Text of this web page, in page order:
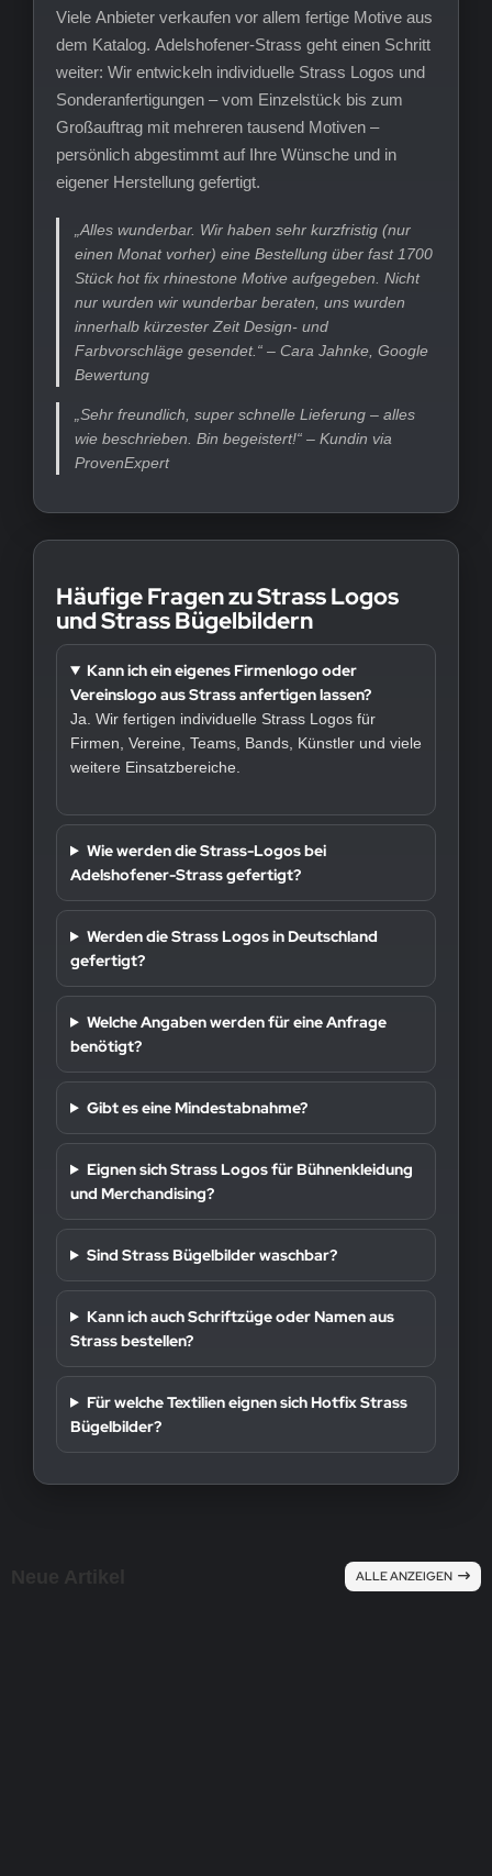
Viele Anbieter verkaufen vor allem fertige Motive aus
dem Katalog. Adelshofener-Strass geht einen Schritt
weiter: Wir entwickeln individuelle Strass Logos und
Sonderanfertigungen – vom Einzelstück bis zum
Großauftrag mit mehreren tausend Motiven –
persönlich abgestimmt auf Ihre Wünsche und in
eigener Herstellung gefertigt.
„Alles wunderbar. Wir haben sehr kurzfristig (nur
einen Monat vorher) eine Bestellung über fast 1700
Stück hot fix rhinestone Motive aufgegeben. Nicht
nur wurden wir wunderbar beraten, uns wurden
innerhalb kürzester Zeit Design- und
Farbvorschläge gesendet.“ – Cara Jahnke, Google
Bewertung
„Sehr freundlich, super schnelle Lieferung – alles
wie beschrieben. Bin begeistert!“ – Kundin via
ProvenExpert
Häufige Fragen zu Strass Logos
und Strass Bügelbildern
Kann ich ein eigenes Firmenlogo oder
Vereinslogo aus Strass anfertigen lassen?
Ja. Wir fertigen individuelle Strass Logos für
Firmen, Vereine, Teams, Bands, Künstler und viele
weitere Einsatzbereiche.
Wie werden die Strass-Logos bei
Adelshofener-Strass gefertigt?
Werden die Strass Logos in Deutschland
gefertigt?
Welche Angaben werden für eine Anfrage
benötigt?
Gibt es eine Mindestabnahme?
Eignen sich Strass Logos für Bühnenkleidung
und Merchandising?
Sind Strass Bügelbilder waschbar?
Kann ich auch Schriftzüge oder Namen aus
Strass bestellen?
Für welche Textilien eignen sich Hotfix Strass
Bügelbilder?
ALLE ANZEIGEN